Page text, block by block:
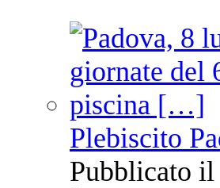
Plebiscito
Pubblicato